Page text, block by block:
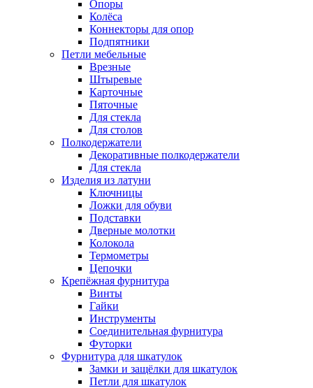
Опоры
Колёса
Коннекторы для опор
Подпятники
Петли мебельные
Врезные
Штыревые
Карточные
Пяточные
Для стекла
Для столов
Полкодержатели
Декоративные полкодержатели
Для стекла
Изделия из латуни
Ключницы
Ложки для обуви
Подставки
Дверные молотки
Колокола
Термометры
Цепочки
Крепёжная фурнитура
Винты
Гайки
Инструменты
Соединительная фурнитура
Футорки
Фурнитура для шкатулок
Замки и защёлки для шкатулок
Петли для шкатулок